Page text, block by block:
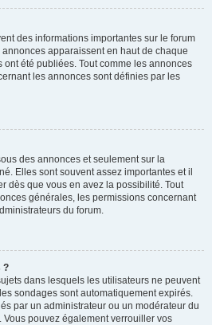
des informations importantes sur le forum
apparaissent en haut de chaque
été publiées. Tout comme les annonces
les annonces sont définies par les
des annonces et seulement sur la
Elles sont souvent assez importantes et il
dès que vous en avez la possibilité. Tout
générales, les permissions concernant
du forum.
?
dans lesquels les utilisateurs ne peuvent
sondages sont automatiquement expirés.
par un administrateur ou un modérateur du
pouvez également verrouiller vos